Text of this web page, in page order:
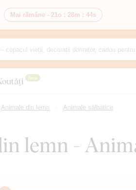
Mai rămâne - 21o : 28m : 42s
Nou
Animale din lemn Animale sălbatice
lemn -